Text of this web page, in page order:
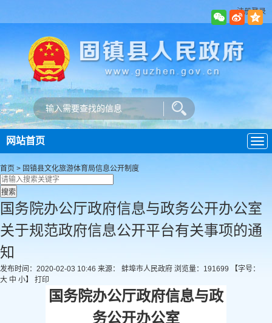
注册登录
导
航
网站首页
首页 > 固镇县文化旅游体育局信息公开制度
国务院办公厅政府信息与政务公开办公室
关于规范政府信息公开平台有关事项的通
知
发布时间：2020-02-03 10:46 来源： 蚌埠市人民政府 浏览量： 191699
【字号：
大 中 小】 打印
国务院办公厅政府信息与政
务公开办公室